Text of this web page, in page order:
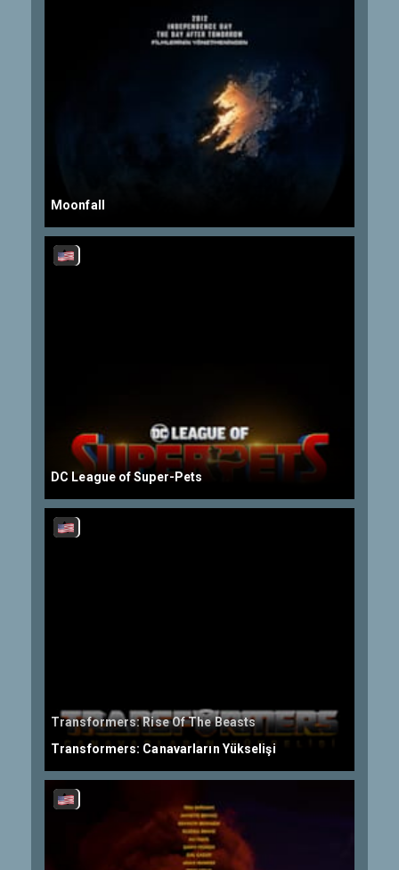
Moonfall
DC League of Super-Pets
Transformers: Rise Of The Beasts
Transformers: Canavarların Yükselişi